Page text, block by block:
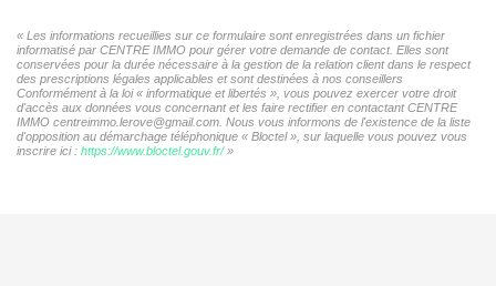
« Les informations recueillies sur ce formulaire sont enregistrées dans un fichier
informatisé par CENTRE IMMO pour gérer votre demande de contact. Elles sont
conservées pour la durée nécessaire à la gestion de la relation client dans le respect
des prescriptions légales applicables et sont destinées à nos conseillers
Conformément à la loi « informatique et libertés », vous pouvez exercer votre droit
d'accès aux données vous concernant et les faire rectifier en contactant CENTRE
IMMO centreimmo.lerove@gmail.com. Nous vous informons de l'existence de la liste
d'opposition au démarchage téléphonique « Bloctel », sur laquelle vous pouvez vous
inscrire ici : https://www.bloctel.gouv.fr/»